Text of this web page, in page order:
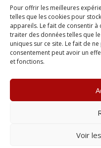
Pour offrir les meilleures
telles que les cookies pour
appareils. Le fait de consentir
traiter des données telles que
uniques sur ce site. Le fait de
consentement peut avoir un
et fonctions.
Voir
Collet Élevage
Les actus
Mentions légales
Politiques de confidentialités
Conditions générales de vente